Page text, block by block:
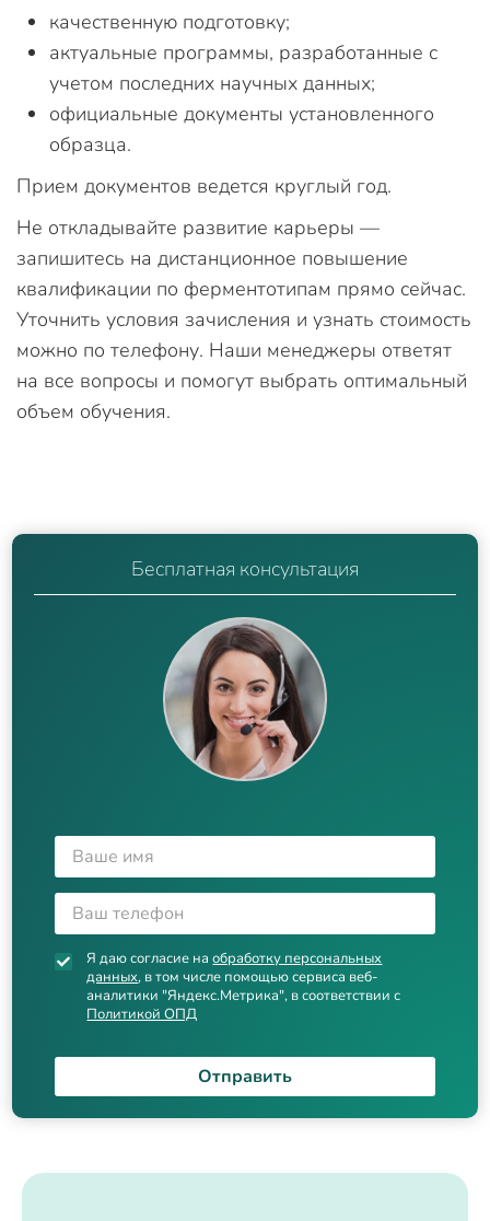
качественную подготовку;
актуальные программы, разработанные с
учетом последних научных данных;
официальные документы установленного
образца.
Прием документов ведется круглый год.
Не откладывайте развитие карьеры —
запишитесь на дистанционное повышение
квалификации по ферментотипам прямо сейчас.
Уточнить условия зачисления и узнать стоимость
можно по телефону. Наши менеджеры ответят
на все вопросы и помогут выбрать оптимальный
объем обучения.
Бесплатная консультация
Я даю согласие наобработку персональных
данных, в том числе помощью сервиса веб-
аналитики "Яндекс.Метрика", в соответствии с
Политикой ОПД
Отправить